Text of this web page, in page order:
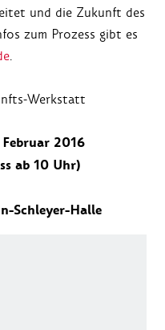
und die Zukunft des
zum Prozess gibt es
.
Werkstatt
2016
10 Uhr)
Schleyer-Halle